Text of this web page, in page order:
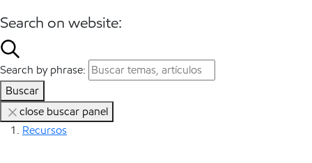
Search on website:
Search by phrase:
Buscar
close buscar panel
Recursos